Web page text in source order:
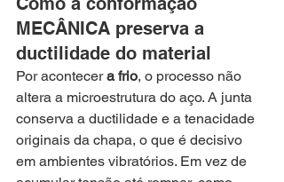
MECÂNICA preserva a
ductilidade do material
Por acontecer a frio, o processo não
altera a microestrutura do aço. A junta
conserva a ductilidade e a tenacidade
originais da chapa, o que é decisivo
em ambientes vibratórios. Em vez de